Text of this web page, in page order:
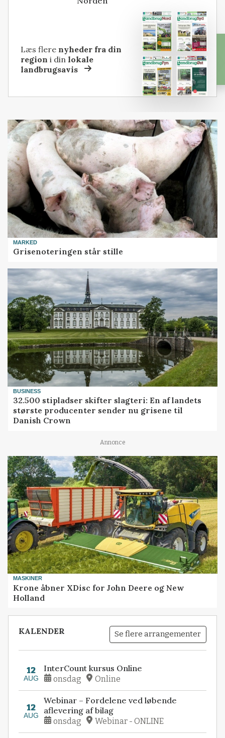
Læs flere nyheder fra din
region i dinlokale
landbrugsavis
MARKED
Grisenoteringen står stille
BUSINESS
32.500 stipladser skifter slagteri: En af landets
største producenter sender nu grisene til
Danish Crown
Annonce
MASKINER
Krone åbner XDisc for John Deere og New
Holland
KALENDER Se flere arrangementer
12
AUG
InterCount kursus Online
onsdag Online
12
AUG
Webinar – Fordelene ved løbende
aflevering af bilag
onsdag Webinar - ONLINE